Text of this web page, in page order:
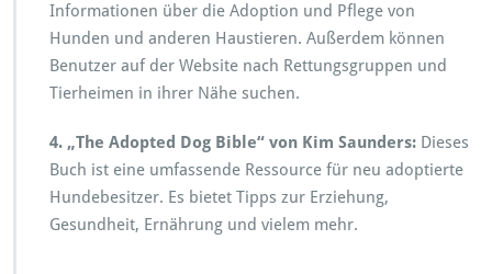
Informationen über die Adoption und Pflege von
Hunden und anderen Haustieren. Außerdem können
Benutzer auf der Website nach Rettungsgruppen und
Tierheimen in ihrer Nähe suchen.
4. „The Adopted Dog Bible“ von Kim Saunders: Dieses
Buch ist eine umfassende Ressource für neu adoptierte
Hundebesitzer. Es bietet Tipps zur Erziehung,
Gesundheit, Ernährung und vielem mehr.